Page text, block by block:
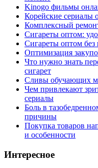
Kinogo фильмы
Корейские сериалы
Комплексный
Сигареты оптом:
Сигареты оптом
Оптимизация
Что нужно знать
сигарет
Сливы обучающих
Чем привлекают
сериалы
Боль в
причины
Покупка товаров
и особенности
Интересное